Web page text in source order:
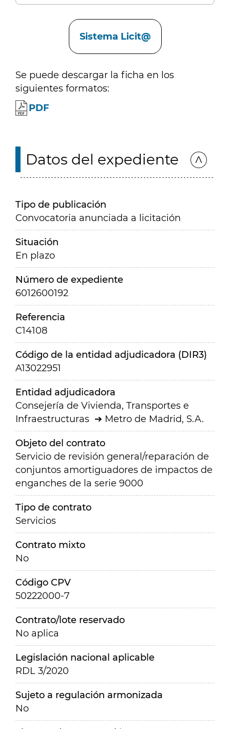
Sistema Licit@
Se puede descargar la ficha en los
siguientes formatos:
PDF
Datos del expediente
Tipo de publicación
Convocatoria anunciada a licitación
Situación
En plazo
Número de expediente
6012600192
Referencia
C14108
Código de la entidad adjudicadora (DIR3)
A13022951
Entidad adjudicadora
Consejería de Vivienda, Transportes e
Infraestructuras
Metro de Madrid, S.A.
Objeto del contrato
Servicio de revisión general/reparación de
conjuntos amortiguadores de impactos de
enganches de la serie 9000
Tipo de contrato
Servicios
Contrato mixto
No
Código CPV
50222000-7
Contrato/lote reservado
No aplica
Legislación nacional aplicable
RDL 3/2020
Sujeto a regulación armonizada
No